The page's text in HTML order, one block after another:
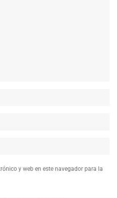
y web en este navegador para la